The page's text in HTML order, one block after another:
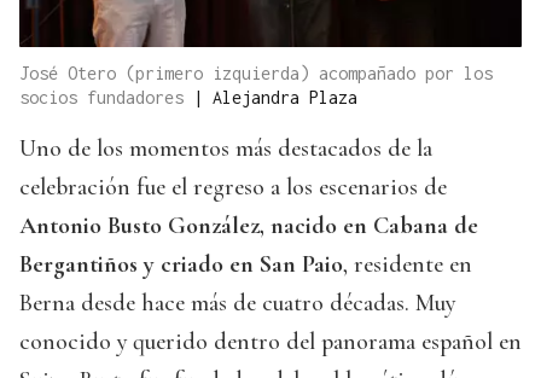
José Otero (primero izquierda) acompañado por los
socios fundadores
| Alejandra Plaza
Uno de los momentos más destacados de la
celebración fue el regreso a los escenarios de
Antonio Busto González, nacido en Cabana de
Bergantiños y criado en San Paio, residente en
Berna desde hace más de cuatro décadas. Muy
conocido y querido dentro del panorama español en